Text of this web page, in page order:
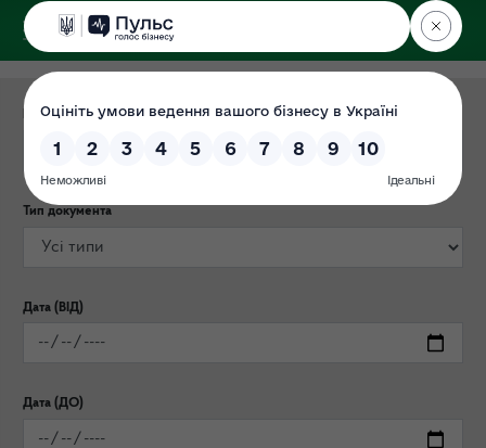
ДЕРЖЕКОІНСПЕКЦІЯ
у Чернігівській області
Категорія публікації
Тип документа
Дата (ВІД)
Дата (ДО)